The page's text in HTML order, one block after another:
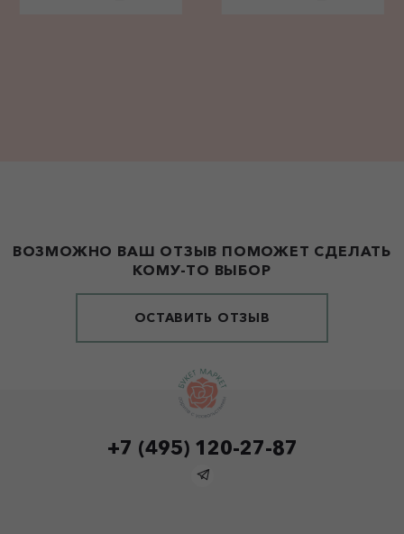
ВОЗМОЖНО ВАШ ОТЗЫВ ПОМОЖЕТ СДЕЛАТЬ
КОМУ-ТО ВЫБОР
ОСТАВИТЬ ОТЗЫВ
+7 (495) 120-27-87